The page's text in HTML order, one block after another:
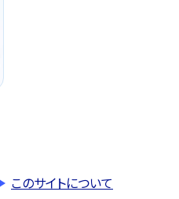
このサイトについて